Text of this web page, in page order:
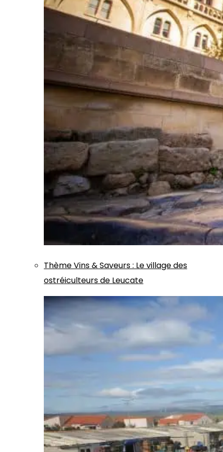
ThèmeVins & Saveurs: Le village des
ostréiculteurs de Leucate